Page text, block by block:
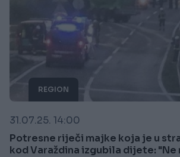
REGION
31.07.25. 14:00
Potresne riječi majke koja je u
kod Varaždina izgubila dijete: "Ne